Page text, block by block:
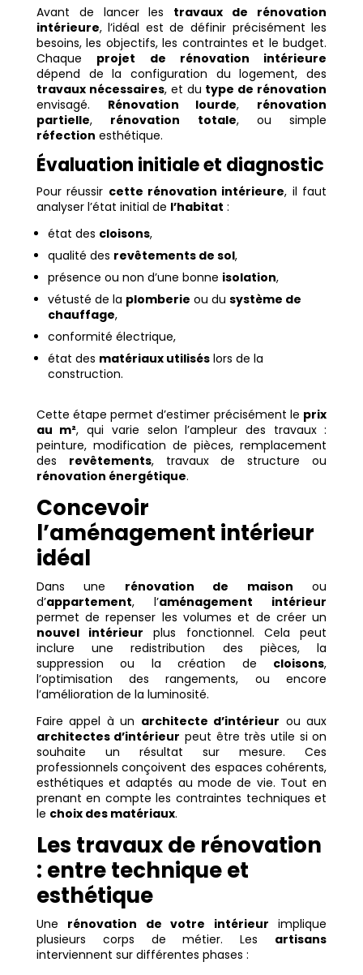
Avant de lancer les travaux de rénovation
intérieure, l’idéal est de définir précisément les
besoins, les objectifs, les contraintes et le budget.
Chaque projet de rénovation intérieure
dépend de la configuration du logement, des
travaux nécessaires, et du type de rénovation
envisagé. Rénovation lourde, rénovation
partielle, rénovation totale, ou simple
réfection esthétique.
Évaluation initiale et diagnostic
Pour réussir cette rénovation intérieure, il faut
analyser l’état initial de l’habitat :
état des cloisons,
qualité des revêtements de sol,
présence ou non d’une bonne isolation,
vétusté de la plomberie ou du système de
chauffage,
conformité électrique,
état des matériaux utiliséslors de la
construction.
Cette étape permet d’estimer précisément le prix
au m², qui varie selon l’ampleur des travaux :
peinture, modification de pièces, remplacement
des revêtements, travaux de structure ou
rénovation énergétique.
Concevoir
l’aménagement intérieur
idéal
Dans une rénovation de maison ou
d’appartement, l’aménagement intérieur
permet de repenser les volumes et de créer un
nouvel intérieur plus fonctionnel. Cela peut
inclure une redistribution des pièces, la
suppression ou la création de cloisons,
l’optimisation des rangements, ou encore
l’amélioration de la luminosité.
Faire appel à un architecte d’intérieur ou aux
architectes d’intérieur peut être très utile si on
souhaite un résultat sur mesure. Ces
professionnels conçoivent des espaces cohérents,
esthétiques et adaptés au mode de vie. Tout en
prenant en compte les contraintes techniques et
le choix des matériaux.
Les travaux de rénovation
: entre technique et
esthétique
Une rénovation de votre intérieur implique
plusieurs corps de métier. Les artisans
interviennent sur différentes phases :